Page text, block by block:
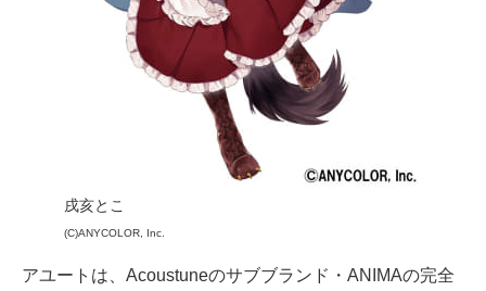
戌亥とこ
(C)ANYCOLOR, Inc.
アユートは、Acoustuneのサブブランド・ANIMAの完全